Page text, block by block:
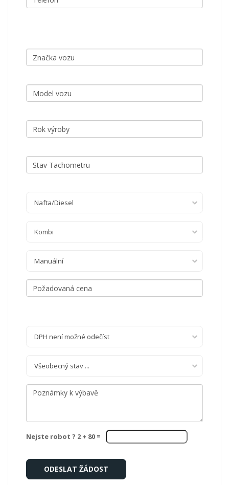
Nafta/Diesel
Kombi
Manuální
DPH není možné odečíst
Všeobecný stav ...
Nejste robot ? 2 + 80 =